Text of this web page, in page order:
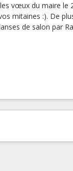
vœux du maire le
mitaines :). De
de salon par